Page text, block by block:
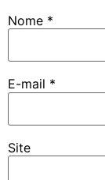
Nome *
E-mail *
Site